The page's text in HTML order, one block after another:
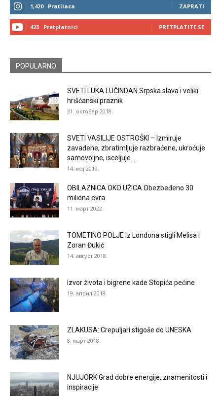
1,420 Pratilaca ZAPRATI
423 Pretplatnici PRETPLATITE SE
POPULARNO
SVETI LUKA LUČINDAN Srpska slava i veliki
hrišćanski praznik
31. октобар 2018.
SVETI VASILIJE OSTROŠKI – Izmiruje
zavađene, zbratimljuje razbraćene, ukroćuje
samovoljne, isceljuje...
14. мај 2019.
OBILAZNICA OKO UŽICA Obezbeđeno 30
miliona evra
11. март 2022.
TOMETINO POLJE Iz Londona stigli Melisa i
Zoran Đukić
14. август 2018.
Izvor života i bigrene kade Stopića pećine
19. април 2018.
ZLAKUSA: Crepuljari stigoše do UNESKA
8. март 2018.
NJUJORK Grad dobre energije, znamenitosti i
inspiracije